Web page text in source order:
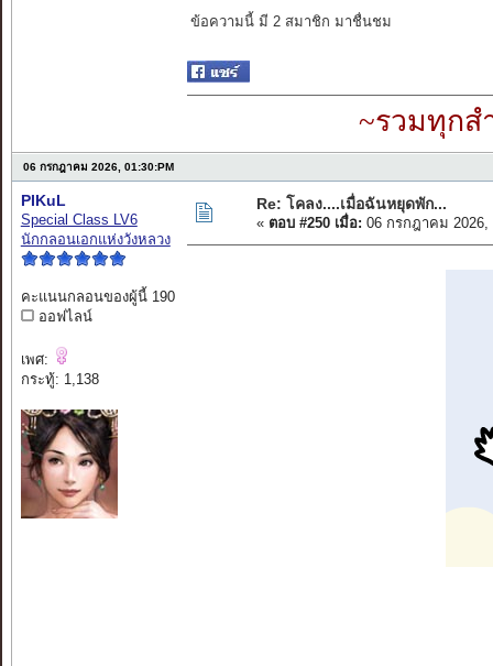
ข้อความนี้ มี 2 สมาชิก มาชื่นชม
~รวมทุกส
06 กรกฎาคม 2026, 01:30:PM
PIKuL
Special Class LV6
นักกลอนเอกแห่งวังหลวง
คะแนนกลอนของผู้นี้ 190
ออฟไลน์
เพศ:
กระทู้: 1,138
Re: โคลง....เมื่อฉันหยุดพัก...
« ตอบ #250 เมื่อ: 06 กรกฎาคม 2026,